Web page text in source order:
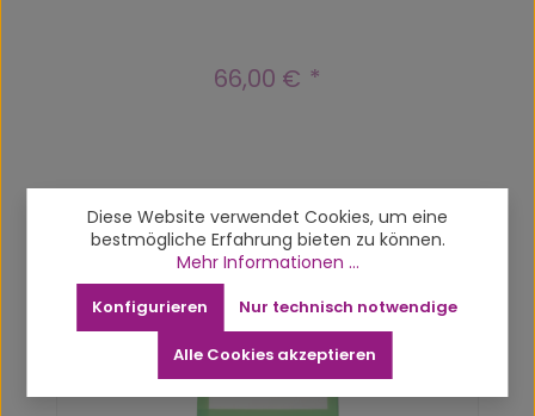
Regulärer Preis:
66,00 €
Related products
Vergriffen
Diese Website verwendet Cookies, um eine
bestmögliche Erfahrung bieten zu können.
Mehr Informationen ...
Nur technisch notwendige
Konfigurieren
Alle Cookies akzeptieren